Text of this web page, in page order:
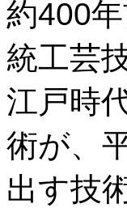
約400
統工芸
江戸時
術が、
出す技